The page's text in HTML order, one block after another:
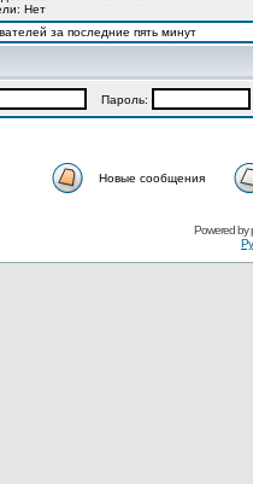
Нет
за последние пять минут
Пароль:
Новые сообщения
Powered by